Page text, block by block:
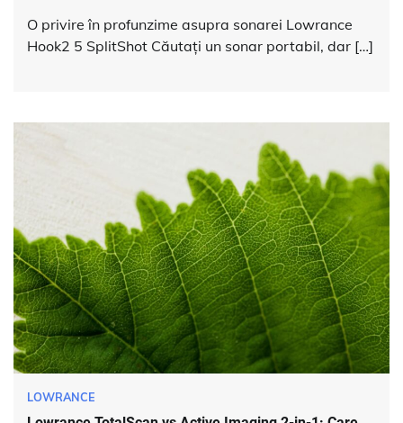
O privire în profunzime asupra sonarei Lowrance
Hook2 5 SplitShot Căutați un sonar portabil, dar […]
LOWRANCE